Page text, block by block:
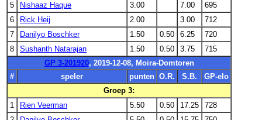
5
Nishaaz Haque 3.00 7.00
695
6
Rick Heij 2.00 3.00
712
7
Danilyo Boschker 1.50 0.50 6.25
720
8
Sushanth Natarajan 1.50 0.50 3.75
715
GP 3-201920, 2019-12-08, Moira-Domtoren
#
speler punten O.R. S.B.
GP-elo
Groep 3:
1
Rien Veerman 5.50 0.50 17.25
728